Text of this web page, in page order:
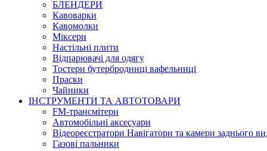
БЛЕНДЕРИ
Кавоварки
Кавомолки
Міксери
Настільні плити
Відпарювачі для одягу
Тостери бутербродниці вафельниці
Праски
Чайники
ІНСТРУМЕНТИ ТА АВТОТОВАРИ
FM-трансмітери
Автомобільні аксесуари
Відеореєстратори Навігатори та камери заднього
Газові пальники